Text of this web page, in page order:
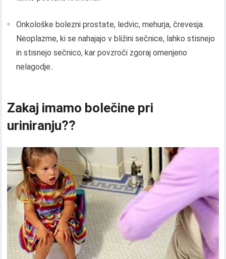
Onkološke bolezni prostate, ledvic, mehurja, črevesja.
Neoplazme, ki se nahajajo v bližini sečnice, lahko stisnejo
in stisnejo sečnico, kar povzroči zgoraj omenjeno
nelagodje..
Zakaj imamo bolečine pri
uriniranju??